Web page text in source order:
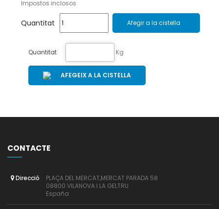
Impostos inclosos
Quantitat Afegir a la cistella
Quantitat Kg
AFEGEIX A LA CISTELLA
CONTACTE
Direcció
PLAÇA DEL MERCAT,MERCAT PARADA 58
08800 VILANOVA I LA GELTRU
España